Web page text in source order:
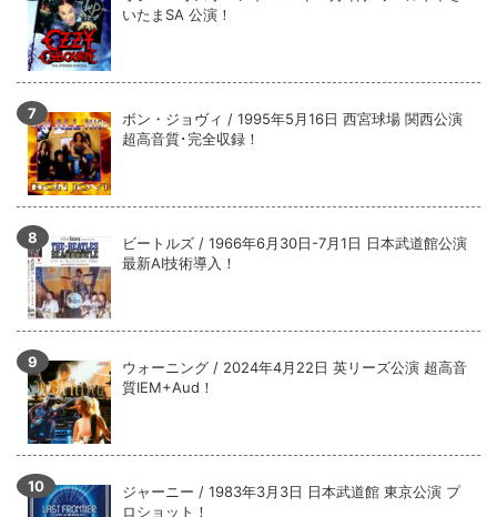
いたまSA 公演！
ボン・ジョヴィ / 1995年5月16日 西宮球場 関西公演
超高音質･完全収録！
ビートルズ / 1966年6月30日-7月1日 日本武道館公演
最新AI技術導入！
ウォーニング / 2024年4月22日 英リーズ公演 超高音
質IEM+Aud！
ジャーニー / 1983年3月3日 日本武道館 東京公演 プ
ロショット！